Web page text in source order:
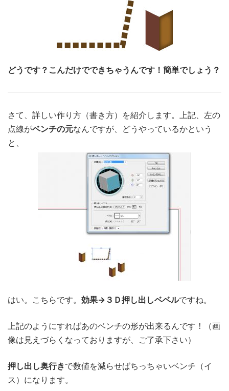
どうです？こんだけでできちゃうんです！簡単でしょう？
さて、詳しい作り方（書き方）を紹介します。上記、左の
点線がベンチの元なんですが、どうやっているかという
と、
はい。こちらです。 効果→３Ｄ押し出しベベルですね。
上記のようにすればあのベンチの形が出来るんです！（画
像は見えづらくなっておりますが、ご了承下さい）
押し出し奥行きで数値を減らせばちっちゃいベンチ（イ
ス）になります。